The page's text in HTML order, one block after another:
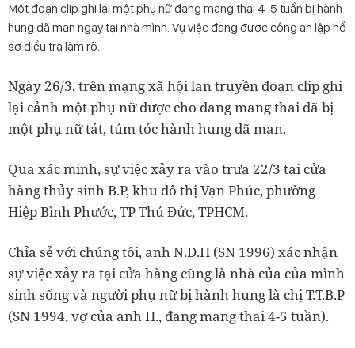
Một đoạn clip ghi lại một phụ nữ đang mang thai 4-5 tuần bị hành
hung dã man ngay tại nhà mình. Vụ việc đang được công an lập hồ
sơ điều tra làm rõ.
Ngày 26/3, trên mạng xã hội lan truyền đoạn clip ghi
lại cảnh một phụ nữ được cho đang mang thai đã bị
một phụ nữ tát, túm tóc hành hung dã man.
Qua xác minh, sự việc xảy ra vào trưa 22/3 tại cửa
hàng thủy sinh B.P, khu đô thị Vạn Phúc, phường
Hiệp Bình Phước, TP Thủ Đức, TPHCM.
Chỉa sẻ với chúng tôi, anh N.Đ.H (SN 1996) xác nhận
sự việc xảy ra tại cửa hàng cũng là nhà của của mình
sinh sống và người phụ nữ bị hành hung là chị T.T.B.P
(SN 1994, vợ của anh H., đang mang thai 4-5 tuần).